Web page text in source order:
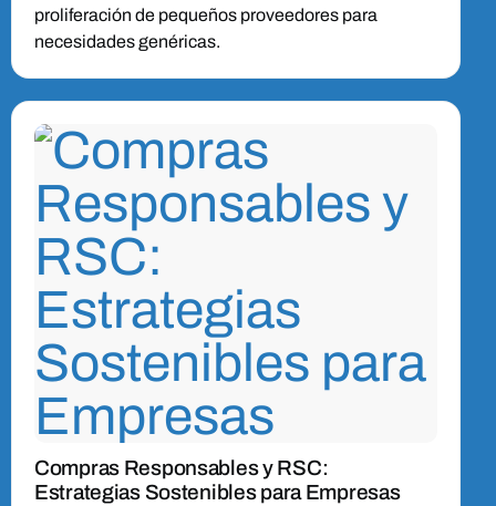
proliferación de pequeños proveedores para
necesidades genéricas.
Compras Responsables y RSC:
Estrategias Sostenibles para Empresas